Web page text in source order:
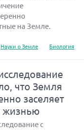
на Земле.
Науки о Земле Биология
что Земля
заселяет
жизнью
с